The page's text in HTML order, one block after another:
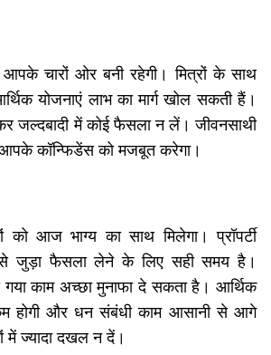
आपके चारों ओर बनी रहेगी। मित्रों के साथ
योजनाएं लाभ का मार्ग खोल सकती हैं।
जल्दबादी में कोई फैसला न लें। जीवनसाथी
कॉन्फिडेंस को मजबूत करेगा।
को आज भाग्य का साथ मिलेगा। प्रॉपर्टी
जुड़ा फैसला लेने के लिए सही समय है।
गया काम अच्छा मुनाफा दे सकता है। आर्थिक
होगी और धन संबंधी काम आसानी से आगे
में ज्यादा दखल न दें।